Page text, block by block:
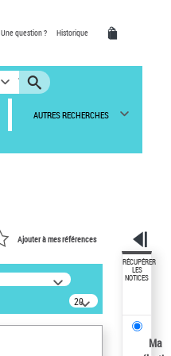
Une question ? Historique
AUTRES RECHERCHES
Ajouter à mes références
20
résultats/page
RÉCUPÉRER
LES
NOTICES
Ma